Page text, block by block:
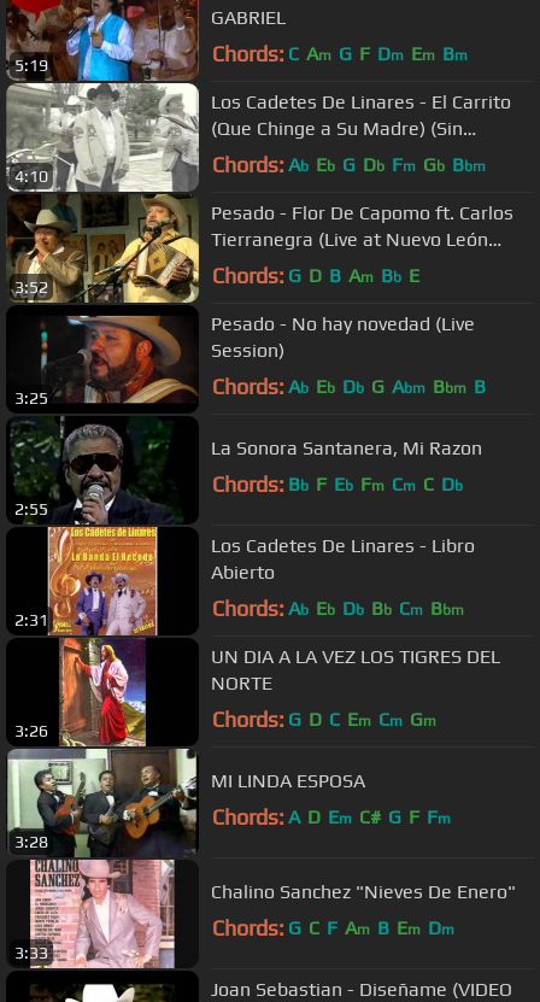
5:19
GABRIEL
Chords: C Am G F Dm Em Bm
4:10
Los Cadetes De Linares - El Carrito
(Que Chinge a Su Madre) (Sin
Censura) Video Official
Chords: Ab Eb G Db Fm Gb Bbm
3:52
Pesado - Flor De Capomo ft. Carlos
Tierranegra (Live at Nuevo León
México)
Chords: G D B Am Bb E
3:25
Pesado - No hay novedad (Live
Session)
Chords: Ab Eb Db G Abm Bbm B
2:55
La Sonora Santanera, Mi Razon
Chords: Bb F Eb Fm Cm C Db
2:31
Los Cadetes De Linares - Libro
Abierto
Chords: Ab Eb Db Bb Cm Bbm
3:26
UN DIA A LA VEZ LOS TIGRES DEL
NORTE
Chords: G D C Em Cm Gm
3:28
MI LINDA ESPOSA
Chords: A D Em C# G F Fm
3:33
Chalino Sanchez "Nieves De Enero"
Chords: G C F Am B Em Dm
Joan Sebastian - Diseñame (VIDEO